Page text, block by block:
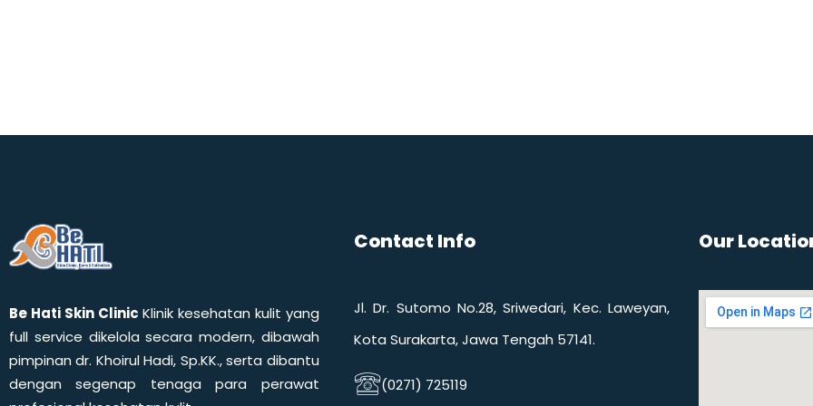
Be Hati Skin Clinic Klinik kesehatan kulit yang
full service dikelola secara modern, dibawah
pimpinan dr. Khoirul Hadi, Sp.KK., serta dibantu
dengan segenap tenaga para perawat
Contact Info
Jl. Dr. Sutomo No.28, Sriwedari, Kec. Laweyan,
Kota Surakarta, Jawa Tengah 57141.
(0271) 725119​
Our